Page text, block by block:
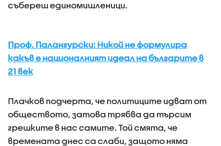
събереш единомишленици.
Проф. Палангурски: Никой не формулира
какъв е националният идеал на българите в
21 век
Плачков подчерта, че политиците идват от
обществото, затова трябва да търсим
грешките в нас самите. Той смята, че
времената днес са слаби, защото няма